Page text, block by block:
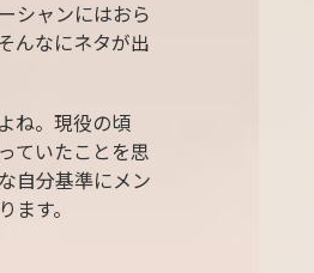
シャンにはおら
んなにネタが出
ね。現役の頃
ていたことを思
自分基準にメン
す。